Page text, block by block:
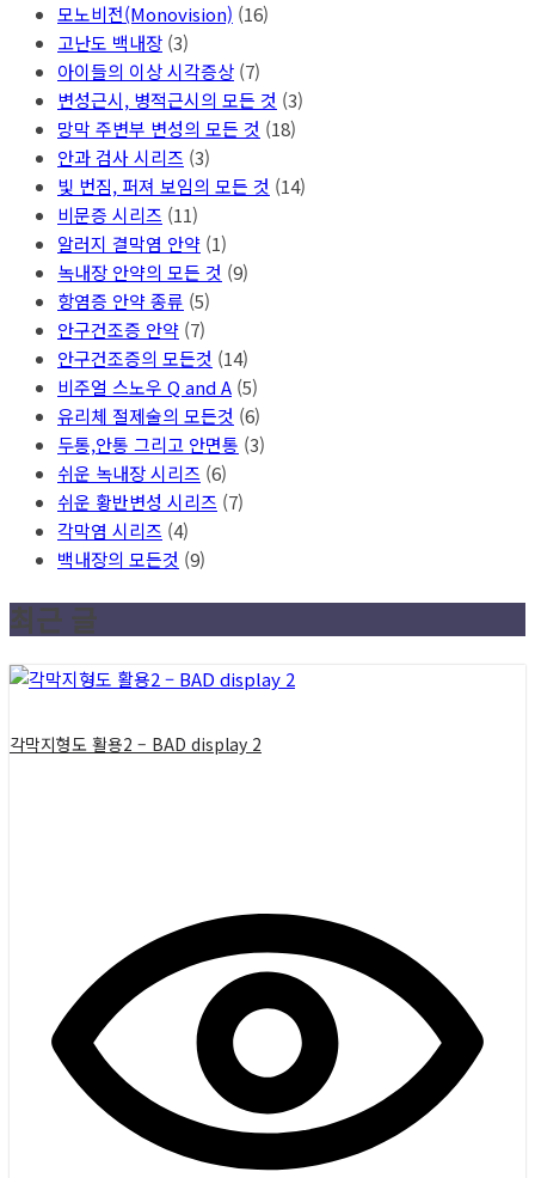
모노비전(Monovision) (16)
고난도 백내장 (3)
아이들의 이상 시각증상 (7)
변성근시, 병적근시의 모든 것 (3)
망막 주변부 변성의 모든 것 (18)
안과 검사 시리즈 (3)
빛 번짐, 퍼져 보임의 모든 것 (14)
비문증 시리즈 (11)
알러지 결막염 안약 (1)
녹내장 안약의 모든 것 (9)
항염증 안약 종류 (5)
안구건조증 안약 (7)
안구건조증의 모든것 (14)
비주얼 스노우 Q and A (5)
유리체 절제술의 모든것 (6)
두통,안통 그리고 안면통 (3)
쉬운 녹내장 시리즈 (6)
쉬운 황반변성 시리즈 (7)
각막염 시리즈 (4)
백내장의 모든것 (9)
최근 글
각막지형도 활용2 – BAD display 2